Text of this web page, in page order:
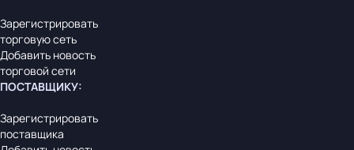
Зарегистрировать
торговую сеть
Добавить новость
торговой сети
ПОСТАВЩИКУ:
Зарегистрировать
поставщика